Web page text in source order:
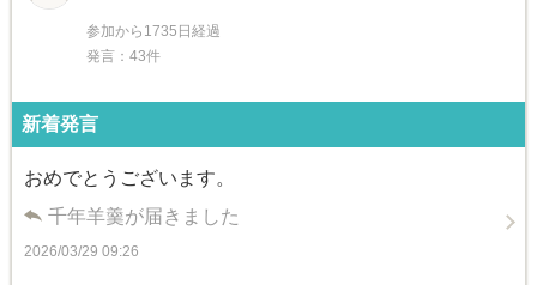
参加から1735日経過
発言：43件
新着発言
おめでとうございます。
千年羊羹が届きました
2026/03/29 09:26